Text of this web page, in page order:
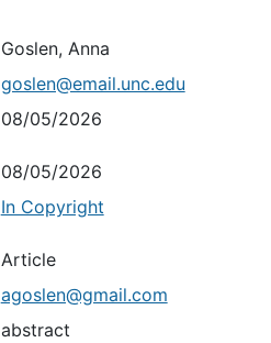
Goslen, Anna
goslen@email.unc.edu
08/05/2026
08/05/2026
In Copyright
Article
agoslen@gmail.com
abstract